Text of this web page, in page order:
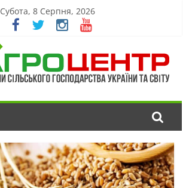
Субота, 8 Серпня, 2026